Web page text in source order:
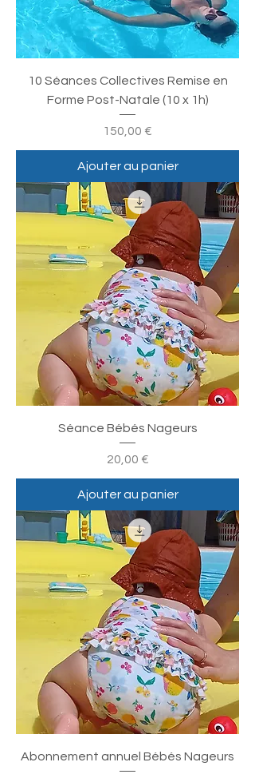
10 Séances Collectives Remise en
Forme Post-Natale (10 x 1h)
Prix
150,00 €
Ajouter au panier
Séance Bébés Nageurs
Prix
20,00 €
Ajouter au panier
Abonnement annuel Bébés Nageurs